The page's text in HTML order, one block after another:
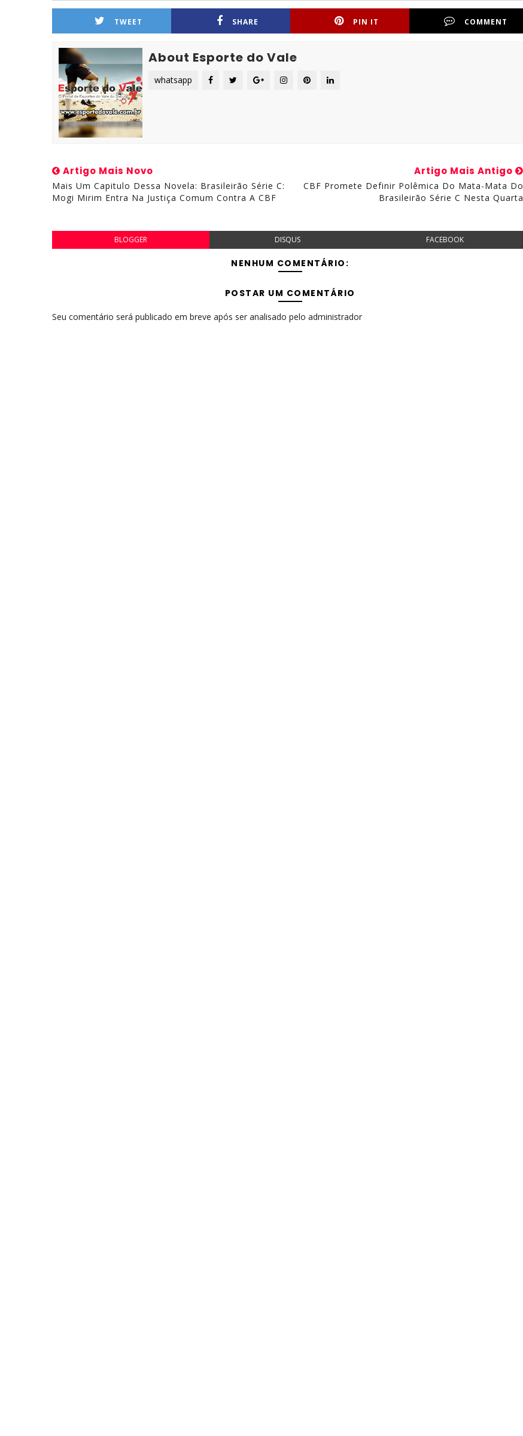
TWEET SHARE PIN IT COMMENT
About Esporte do Vale
whatsapp
Artigo Mais Novo
Mais Um Capitulo Dessa Novela: Brasileirão Série C:
Mogi Mirim Entra Na Justiça Comum Contra A CBF
Artigo Mais Antigo
CBF Promete Definir Polêmica Do Mata-Mata Do
Brasileirão Série C Nesta Quarta
BLOGGER DISQUS FACEBOOK
NENHUM COMENTÁRIO:
POSTAR UM COMENTÁRIO
Seu comentário será publicado em breve após ser analisado pelo administrador